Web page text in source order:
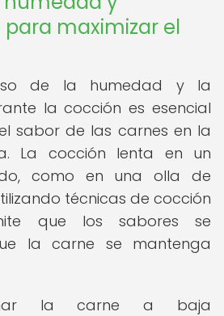
maximizar el
de la humedad y la
la cocción es esencial
sabor de las carnes en la
La cocción lenta en un
como en una olla de
técnicas de cocción
que los sabores se
la carne se mantenga
la carne a baja